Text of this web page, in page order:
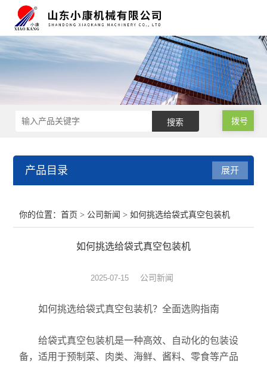
拨号
产品目录
休闲食品真空包装机
贴体真空包装设备
展开
你的位置：首页 > 公司新闻 > 如何挑选给袋式真空包装机
如何挑选给袋式真空包装机
2025-07-15 公司新闻
如何挑选给袋式真空包装机？全面选购指南
给袋式真空包装机是一种高效、自动化的包装设
备，适用于预制菜、肉类、海鲜、酱料、零食等产品